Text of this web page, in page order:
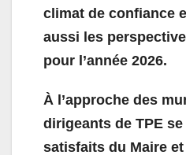
climat de confiance
aussi les
pour l’année 2026.
À l’approche des
dirigeants de TPE
satisfaits du Maire